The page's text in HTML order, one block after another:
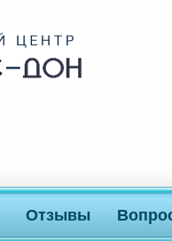
Отзывы